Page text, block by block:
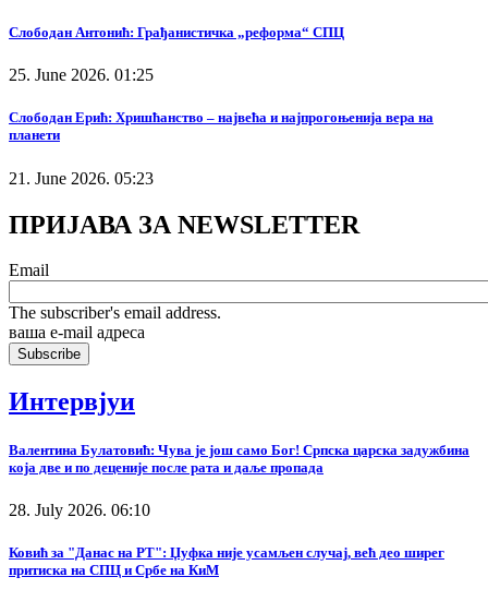
Слободан Антонић: Грађанистичка „реформа“ СПЦ
25. June 2026. 01:25
Слободан Ерић: Хришћанство – највећа и најпрогоњенија вера на
планети
21. June 2026. 05:23
ПРИЈАВА ЗА NEWSLETTER
Email
The subscriber's email address.
ваша е-mail адреса
Интервјуи
Валентина Булатовић: Чува је још само Бог! Српска царска задужбина
која две и по деценије после рата и даље пропада
28. July 2026. 06:10
Ковић за "Данас на РТ": Џуфка није усамљен случај, већ део ширег
притиска на СПЦ и Србе на КиМ